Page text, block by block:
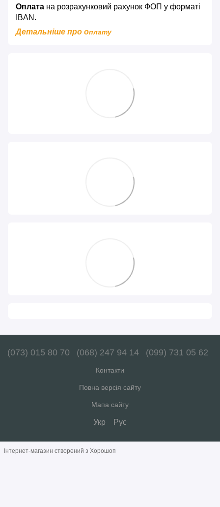
Оплата на розрахунковий рахунок ФОП у форматі
IBAN.
Детальніше про оплату
(073) 015 80 70 (068) 247 94 14 (099) 731 05 62
Контакти
Повна версія сайту
Мапа сайту
Укр Рус
Інтернет-магазин створений з Хорошоп